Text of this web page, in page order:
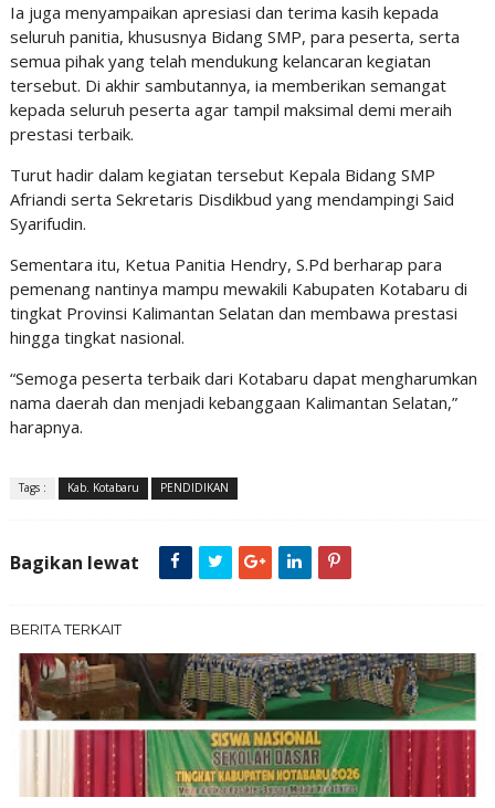
Ia juga menyampaikan apresiasi dan terima kasih kepada
seluruh panitia, khususnya Bidang SMP, para peserta, serta
semua pihak yang telah mendukung kelancaran kegiatan
tersebut. Di akhir sambutannya, ia memberikan semangat
kepada seluruh peserta agar tampil maksimal demi meraih
prestasi terbaik.
Turut hadir dalam kegiatan tersebut Kepala Bidang SMP
Afriandi serta Sekretaris Disdikbud yang mendampingi Said
Syarifudin.
Sementara itu, Ketua Panitia Hendry, S.Pd berharap para
pemenang nantinya mampu mewakili Kabupaten Kotabaru di
tingkat Provinsi Kalimantan Selatan dan membawa prestasi
hingga tingkat nasional.
“Semoga peserta terbaik dari Kotabaru dapat mengharumkan
nama daerah dan menjadi kebanggaan Kalimantan Selatan,”
harapnya.
Tags : Kab. Kotabaru PENDIDIKAN
Bagikan lewat
BERITA TERKAIT